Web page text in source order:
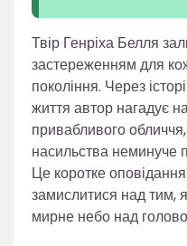
Твір Генріха Белля
застереженням для
покоління. Через
життя автор нагадує
привабливого
насильства неминуче
Це коротке
замислитися над тим,
мирне небо над